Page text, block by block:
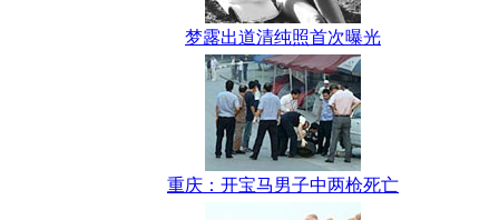
梦露出道清纯照首次曝光
重庆：开宝马男子中两枪死亡